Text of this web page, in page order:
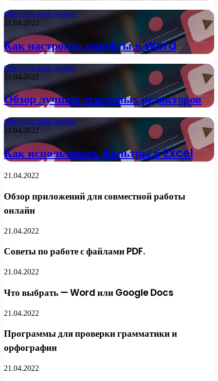
Офисные программы
21.04.2022
Как настроить шрифты в Word
Офисные программы
21.04.2022
Обзор лучших текстовых редакторов
Офисные программы
21.04.2022
Как использовать фильтры в Excel
21.04.2022
Обзор приложений для совместной работы
онлайн
21.04.2022
Советы по работе с файлами PDF.
21.04.2022
Что выбрать — Word или Google Docs
21.04.2022
Программы для проверки грамматики и
орфографии
21.04.2022